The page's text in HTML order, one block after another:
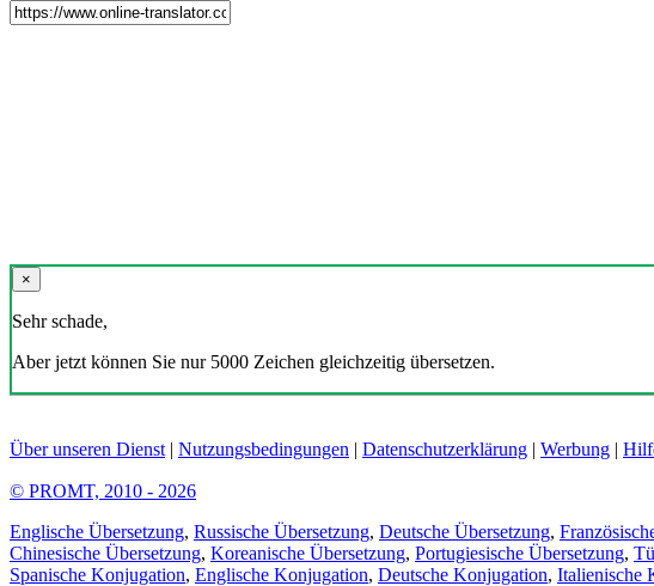
×
Sehr schade,
Aber jetzt können Sie nur 5000 Zeichen gleichzeitig übersetzen.
Über unseren Dienst | Nutzungsbedingungen | Datenschutzerklärung | Werbung |
© PROMT, 2010 - 2026
Englische Übersetzung, Russische Übersetzung, Deutsche Übersetzung,
Chinesische Übersetzung, Koreanische Übersetzung, Portugiesische Übersetzung,
Spanische Konjugation, Englische Konjugation, Deutsche Konjugation, Italienische